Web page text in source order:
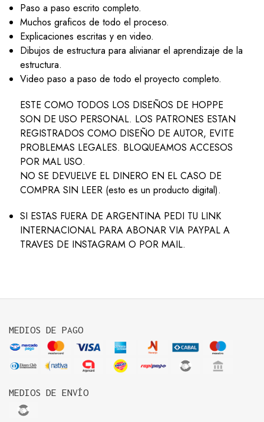
Paso a paso escrito completo.
Muchos graficos de todo el proceso.
Explicaciones escritas y en video.
Dibujos de estructura para alivianar el aprendizaje de la
estructura.
Video paso a paso de todo el proyecto completo.
ESTE COMO TODOS LOS DISEÑOS DE HOPPE
SON DE USO PERSONAL. LOS PATRONES ESTAN
REGISTRADOS COMO DISEÑO DE AUTOR, EVITE
PROBLEMAS LEGALES. BLOQUEAMOS ACCESOS
POR MAL USO.
NO SE DEVUELVE EL DINERO EN EL CASO DE
COMPRA SIN LEER (esto es un producto digital).
SI ESTAS FUERA DE ARGENTINA PEDI TU LINK
INTERNACIONAL PARA ABONAR VIA PAYPAL A
TRAVES DE INSTAGRAM O POR MAIL.
MEDIOS DE PAGO
MEDIOS DE ENVÍO